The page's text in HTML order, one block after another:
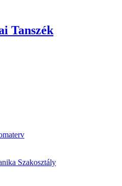
Tanszék
Szakosztály